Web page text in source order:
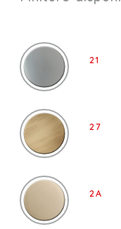
21
27
2A